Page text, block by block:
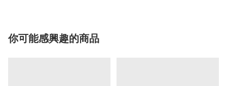
你可能感興趣的商品